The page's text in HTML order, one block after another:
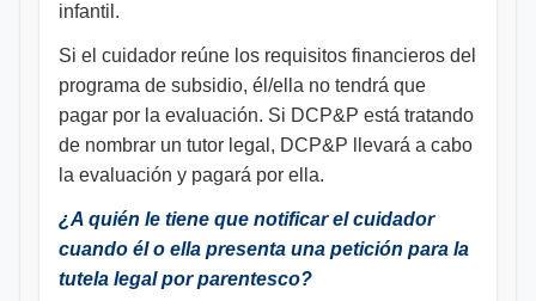
infantil.
Si el cuidador reúne los requisitos financieros del
programa de subsidio, él/ella no tendrá que
pagar por la evaluación. Si DCP&P está tratando
de nombrar un tutor legal, DCP&P llevará a cabo
la evaluación y pagará por ella.
¿A quién le tiene que notificar el cuidador
cuando él o ella presenta una petición para la
tutela legal por parentesco?